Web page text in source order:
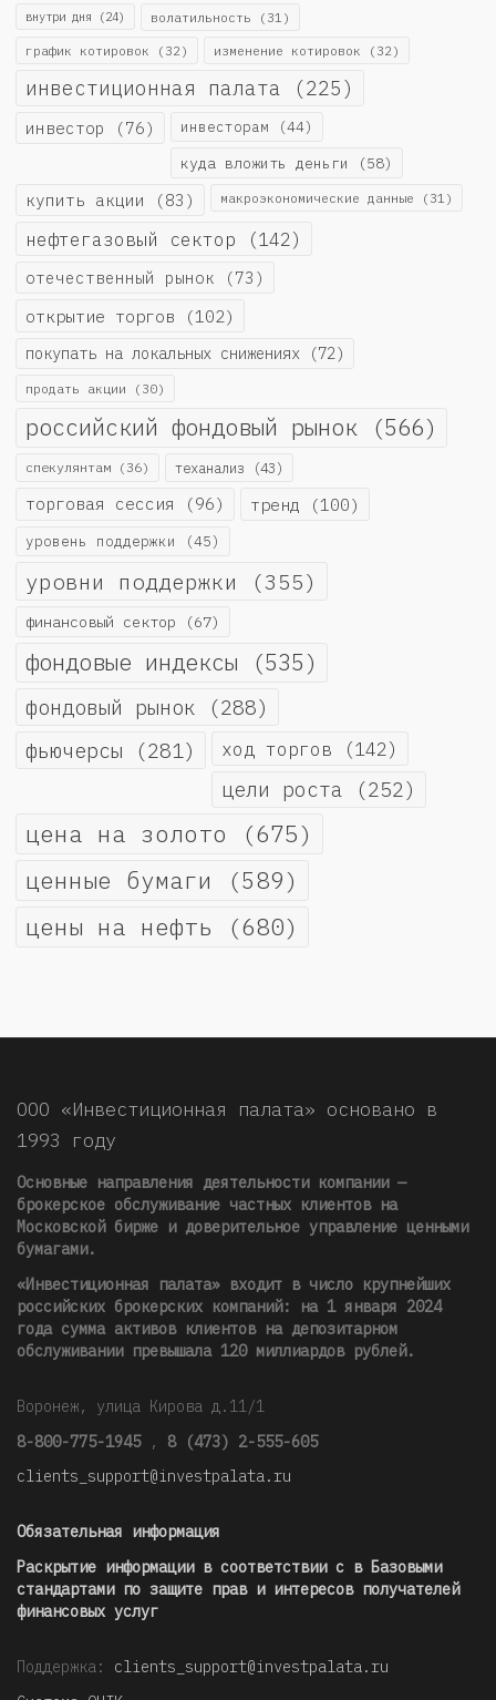
внутри дня (24) волатильность (31)
график котировок (32) изменение котировок (32)
инвестиционная палата (225)
инвестор (76) инвесторам (44)
куда вложить деньги (58)
купить акции (83) макроэкономические данные (31)
нефтегазовый сектор (142)
отечественный рынок (73)
открытие торгов (102)
покупать на локальных снижениях (72)
продать акции (30)
российский фондовый рынок (566)
спекулянтам (36) теханализ (43)
торговая сессия (96) тренд (100)
уровень поддержки (45)
уровни поддержки (355)
финансовый сектор (67)
фондовые индексы (535)
фондовый рынок (288)
фьючерсы (281) ход торгов (142)
цели роста (252)
цена на золото (675)
ценные бумаги (589)
цены на нефть (680)
ООО «Инвестиционная палата» основано в
1993 году
Основные направления деятельности компании —
брокерское обслуживание частных клиентов на
Московской бирже и доверительное управление ценными
бумагами.
«Инвестиционная палата» входит в число крупнейших
российских брокерских компаний: на 1 января 2024
года сумма активов клиентов на депозитарном
обслуживании превышала 120 миллиардов рублей.
Воронеж, улица Кирова д.11/1
8-800-775-1945 , 8 (473) 2-555-605
clients_support@investpalata.ru
Обязательная информация
Раскрытие информации в соответствии с в Базовыми
стандартами по защите прав и интересов получателей
финансовых услуг
Поддержка: clients_support@investpalata.ru